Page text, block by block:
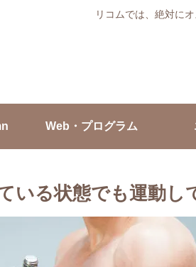
リコムでは、絶対に
Web・プログラム
いる状態でも運動し